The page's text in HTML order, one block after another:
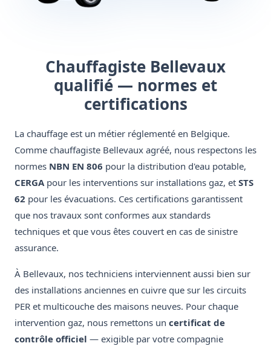
Chauffagiste Bellevaux
qualifié — normes et
certifications
La chauffage est un métier réglementé en Belgique.
Comme chauffagiste Bellevaux agréé, nous respectons les
normes NBN EN 806 pour la distribution d'eau potable,
CERGApour les interventions sur installations gaz, et STS
62 pour les évacuations. Ces certifications garantissent
que nos travaux sont conformes aux standards
techniques et que vous êtes couvert en cas de sinistre
assurance.
À Bellevaux, nos techniciens interviennent aussi bien sur
des installations anciennes en cuivre que sur les circuits
PER et multicouche des maisons neuves. Pour chaque
intervention gaz, nous remettons un certificat de
contrôle officiel — exigible par votre compagnie